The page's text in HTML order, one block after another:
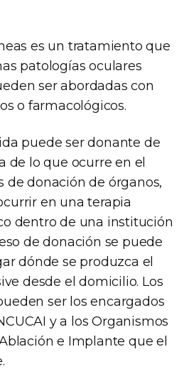
es un tratamiento que
patologías oculares
ser abordadas con
o farmacológicos.
puede ser donante de
de lo que ocurre en el
de donación de órganos,
en una terapia
dentro de una institución
de donación se puede
dónde se produzca el
desde el domicilio. Los
ser los encargados
y a los Organismos
e Implante que el